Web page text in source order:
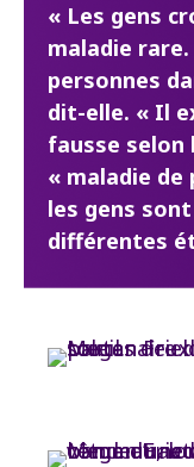
« Les gens
maladie
personnes
dit-elle. « Il
fausse selon
« maladie de
les gens
différentes